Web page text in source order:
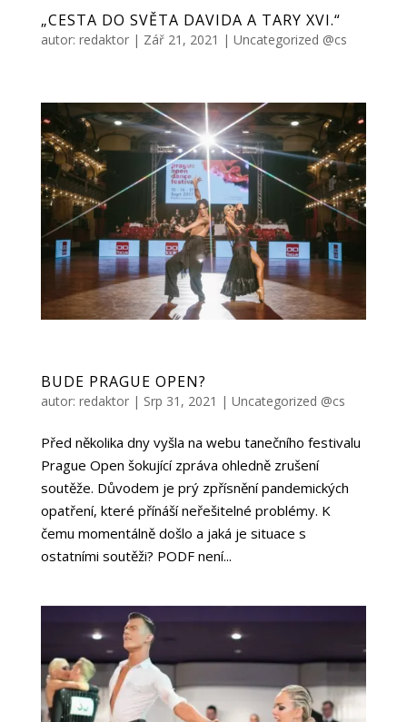
„CESTA DO SVĚTA DAVIDA A TARY XVI.“
autor: redaktor| Zář 21, 2021 | Uncategorized @cs
BUDE PRAGUE OPEN?
autor: redaktor| Srp 31, 2021 | Uncategorized @cs
Před několika dny vyšla na webu tanečního festivalu
Prague Open šokující zpráva ohledně zrušení
soutěže. Důvodem je prý zpřísnění pandemických
opatření, které přínáší neřešitelné problémy. K
čemu momentálně došlo a jaká je situace s
ostatními soutěži? PODF není...